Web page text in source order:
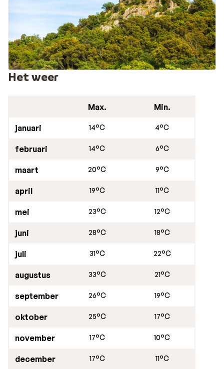
Het weer
Max. Min.
januari 14°C 4°C
februari 14°C 6°C
maart 20°C 9°C
april 19°C 11°C
mei 23°C 12°C
juni 28°C 18°C
juli 31°C 22°C
augustus 33°C 21°C
september 26°C 19°C
oktober 25°C 17°C
november 17°C 10°C
december 17°C 11°C